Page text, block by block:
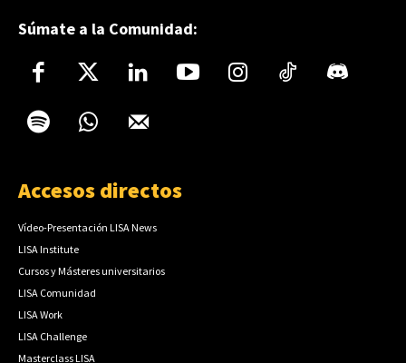
Súmate a la Comunidad:
Accesos directos
Vídeo-Presentación LISA News
LISA Institute
Cursos y Másteres universitarios
LISA Comunidad
LISA Work
LISA Challenge
Masterclass LISA